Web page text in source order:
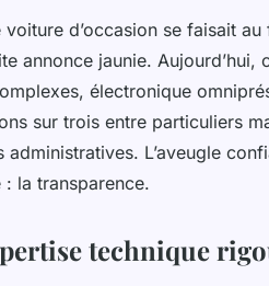
pour
voiture d’occasion se faisait
annonce jaunie. Aujourd’hui,
électronique
sur trois entre particuliers
L’aveugle
la transparence.
technique